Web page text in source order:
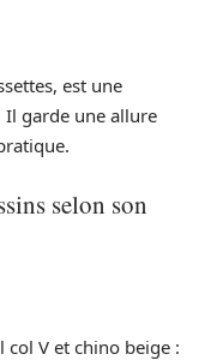
est une
Il garde une allure
selon son
V et chino beige :